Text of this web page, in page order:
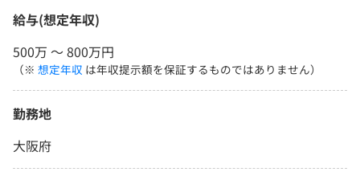
給与(想定年収)
500万 〜 800万円
（※ 想定年収 は年収提示額を保証するものではありません）
勤務地
大阪府